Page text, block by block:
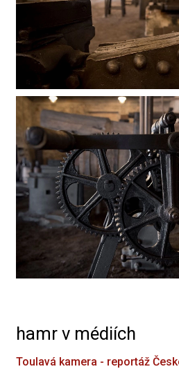
hamr v médiích
Toulavá kamera - reportáž